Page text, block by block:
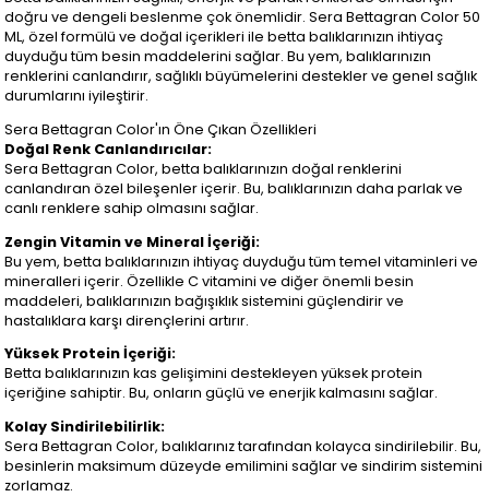
doğru ve dengeli beslenme çok önemlidir. Sera Bettagran Color 50
ML, özel formülü ve doğal içerikleri ile betta balıklarınızın ihtiyaç
duyduğu tüm besin maddelerini sağlar. Bu yem, balıklarınızın
renklerini canlandırır, sağlıklı büyümelerini destekler ve genel sağlık
durumlarını iyileştirir.
Sera Bettagran Color'ın Öne Çıkan Özellikleri
Doğal Renk Canlandırıcılar:
Sera Bettagran Color, betta balıklarınızın doğal renklerini
canlandıran özel bileşenler içerir. Bu, balıklarınızın daha parlak ve
canlı renklere sahip olmasını sağlar.
Zengin Vitamin ve Mineral İçeriği:
Bu yem, betta balıklarınızın ihtiyaç duyduğu tüm temel vitaminleri ve
mineralleri içerir. Özellikle C vitamini ve diğer önemli besin
maddeleri, balıklarınızın bağışıklık sistemini güçlendirir ve
hastalıklara karşı dirençlerini artırır.
Yüksek Protein İçeriği:
Betta balıklarınızın kas gelişimini destekleyen yüksek protein
içeriğine sahiptir. Bu, onların güçlü ve enerjik kalmasını sağlar.
Kolay Sindirilebilirlik:
Sera Bettagran Color, balıklarınız tarafından kolayca sindirilebilir. Bu,
besinlerin maksimum düzeyde emilimini sağlar ve sindirim sistemini
zorlamaz.